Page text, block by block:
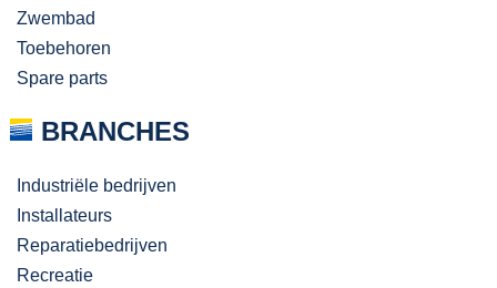
Zwembad
Toebehoren
Spare parts
BRANCHES
Industriële bedrijven
Installateurs
Reparatiebedrijven
Recreatie